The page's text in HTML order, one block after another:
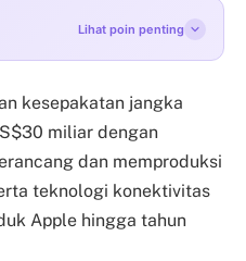
Lihat poin penting
kesepakatan jangka
miliar dengan
dan memproduksi
teknologi konektivitas
Apple hingga tahun